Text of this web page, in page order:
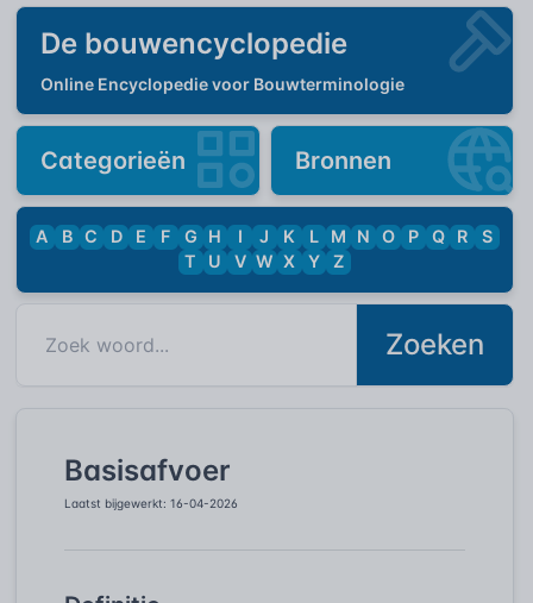
De bouwencyclopedie
Online Encyclopedie voor Bouwterminologie
Categorieën Bronnen
A B C D E F G H I J K L M N O P Q R
S
T
U V W X Y Z
Zoeken
Basisafvoer
Laatst bijgewerkt: 16-04-2026